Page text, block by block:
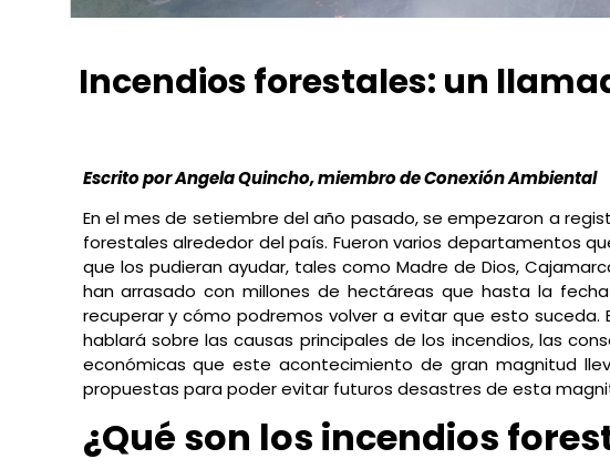
Incendios forestales: un
Escrito por Angela Quincho, miembro de Conexión Ambiental
En el mes de setiembre del año pasado, se empezaron a
forestales alrededor del país. Fueron varios departamentos
que los pudieran ayudar, tales como Madre de Dios,
han arrasado con millones de hectáreas que hasta la
recuperar y cómo podremos volver a evitar que esto suceda.
hablará sobre las causas principales de los incendios, las
económicas que este acontecimiento de gran magnitud
propuestas para poder evitar futuros desastres de esta
¿Qué son los incendios